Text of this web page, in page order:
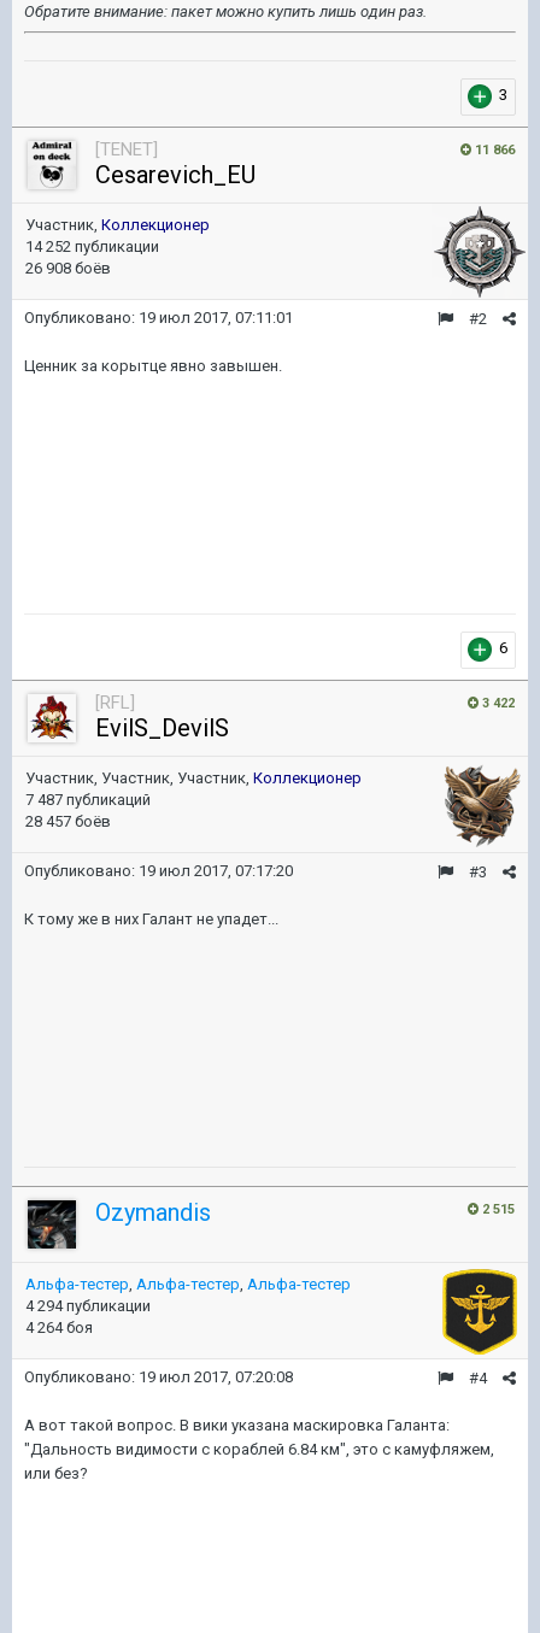
Обратите внимание: пакет можно купить лишь один раз.
3
11 866
[TENET]
Cesarevich_EU
Участник, Коллекционер
14 252 публикации
26 908 боёв
#2
Опубликовано: 19 июл 2017, 07:11:01
Ценник за корытце явно завышен.
6
3 422
[RFL]
EvilS_DevilS
Участник, Участник, Участник, Коллекционер
7 487 публикаций
28 457 боёв
#3
Опубликовано: 19 июл 2017, 07:17:20
К тому же в них Галант не упадет...
2 515
Ozymandis
Альфа-тестер, Альфа-тестер, Альфа-тестер
4 294 публикации
4 264 боя
#4
Опубликовано: 19 июл 2017, 07:20:08
А вот такой вопрос. В вики указана маскировка Галанта:
"Дальность видимости с кораблей 6.84 км", это с камуфляжем,
или без?